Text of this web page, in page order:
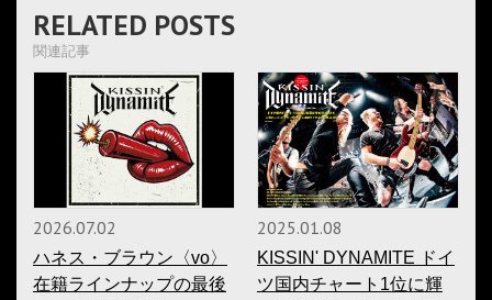
RELATED POSTS
関連記事
2026.07.02
ハネス・ブラウン〈vo〉
在籍ラインナップの最後
2025.01.08
KISSIN' DYNAMITE ドイ
ツ国内チャート1位に輝